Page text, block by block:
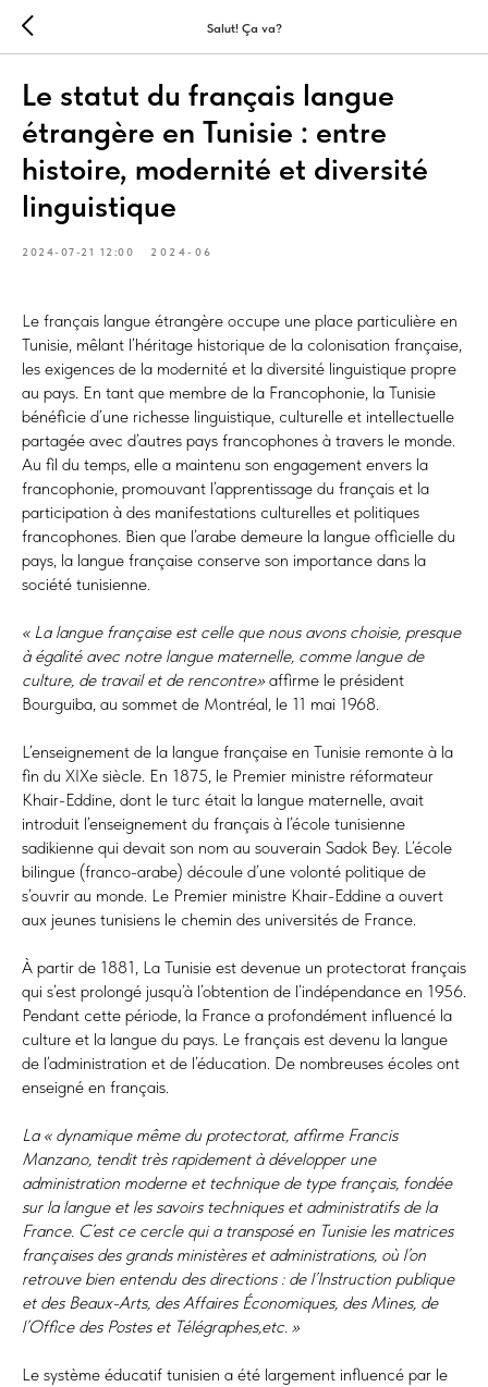
Salut! Ça va?
Le statut du français langue
étrangère en Tunisie : entre
histoire, modernité et diversité
linguistique
2024-07-21 12:00 2024-06
Le français langue étrangère occupe une place particulière en
Tunisie, mêlant l’héritage historique de la colonisation française,
les exigences de la modernité et la diversité linguistique propre
au pays. En tant que membre de la Francophonie, la Tunisie
bénéficie d’une richesse linguistique, culturelle et intellectuelle
partagée avec d’autres pays francophones à travers le monde.
Au fil du temps, elle a maintenu son engagement envers la
francophonie, promouvant l’apprentissage du français et la
participation à des manifestations culturelles et politiques
francophones. Bien que l’arabe demeure la langue officielle du
pays, la langue française conserve son importance dans la
société tunisienne.
« La langue française est celle que nous avons choisie, presque
à égalité avec notre langue maternelle, comme langue de
culture, de travail et de rencontre» affirme le président
Bourguiba, au sommet de Montréal, le 11 mai 1968.
L’enseignement de la langue française en Tunisie remonte à la
fin du XIXe siècle. En 1875, le Premier ministre réformateur
Khair-Eddine, dont le turc était la langue maternelle, avait
introduit l’enseignement du français à l’école tunisienne
sadikienne qui devait son nom au souverain Sadok Bey. L’école
bilingue (franco-arabe) découle d’une volonté politique de
s’ouvrir au monde. Le Premier ministre Khair-Eddine a ouvert
aux jeunes tunisiens le chemin des universités de France.
À partir de 1881, La Tunisie est devenue un protectorat français
qui s’est prolongé jusqu’à l’obtention de l’indépendance en 1956.
Pendant cette période, la France a profondément influencé la
culture et la langue du pays. Le français est devenu la langue
de l’administration et de l’éducation. De nombreuses écoles ont
enseigné en français.
La « dynamique même du protectorat, affirme Francis
Manzano, tendit très rapidement à développer une
administration moderne et technique de type français, fondée
sur la langue et les savoirs techniques et administratifs de la
France. C’est ce cercle qui a transposé en Tunisie les matrices
françaises des grands ministères et administrations, où l’on
retrouve bien entendu des directions : de l’Instruction publique
et des Beaux-Arts, des Affaires Économiques, des Mines, de
l’Office des Postes et Télégraphes,etc. »
Le système éducatif tunisien a été largement influencé par le